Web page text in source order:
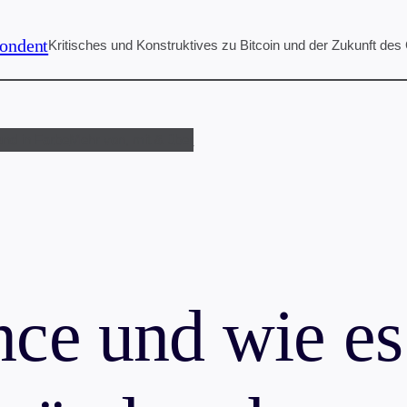
Kritisches und Konstruktives zu Bitcoin und der Zukunft des
und wie